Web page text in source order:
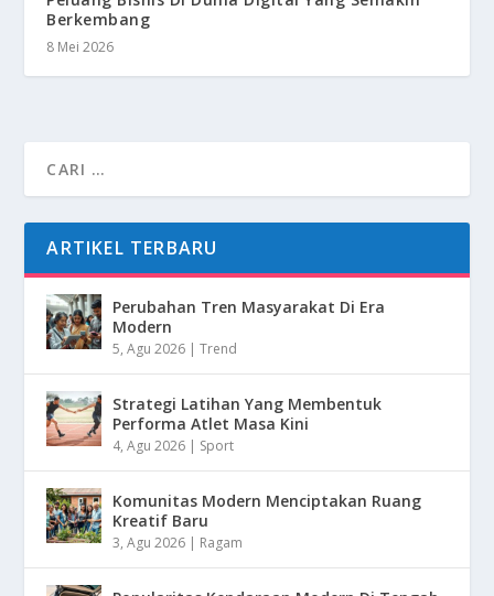
Berkembang
8 Mei 2026
ARTIKEL TERBARU
Perubahan Tren Masyarakat Di Era
Modern
5, Agu 2026 |Trend
Strategi Latihan Yang Membentuk
Performa Atlet Masa Kini
4, Agu 2026 | Sport
Komunitas Modern Menciptakan Ruang
Kreatif Baru
3, Agu 2026 | Ragam